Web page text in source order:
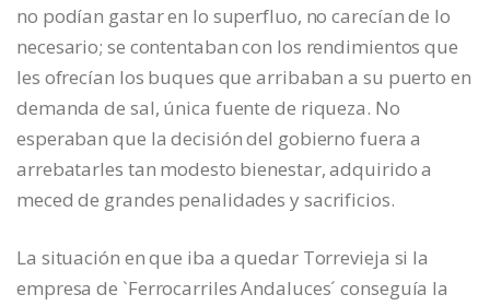
no podían gastar en lo superfluo, no carecían de lo
necesario; se contentaban con los rendimientos que
les ofrecían los buques que arribaban a su puerto en
demanda de sal, única fuente de riqueza. No
esperaban que la decisión del gobierno fuera a
arrebatarles tan modesto bienestar, adquirido a
meced de grandes penalidades y sacrificios.
La situación en que iba a quedar Torrevieja si la
empresa de `Ferrocarriles Andaluces´ conseguía la